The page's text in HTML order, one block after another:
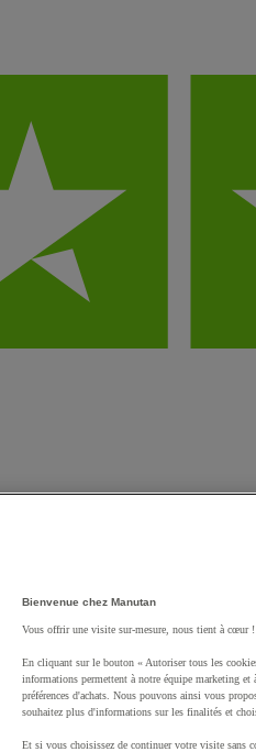
avez ajouté un produit à
Bienvenue chez Manutan
Vous offrir une visite sur-mesure, nous tient à cœur !
En cliquant sur le bouton « Autoriser tous les
informations permettent à notre équipe marketing et
préférences d'achats. Nous pouvons ainsi vous
souhaitez plus d'informations sur les finalités et
Et si vous choisissez de continuer votre visite sans